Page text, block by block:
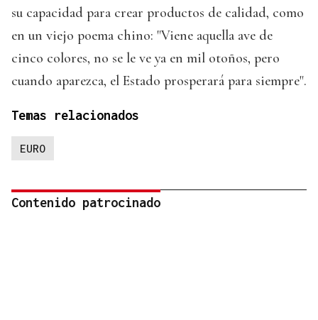
su capacidad para crear productos de calidad, como
en un viejo poema chino: "Viene aquella ave de
cinco colores, no se le ve ya en mil otoños, pero
cuando aparezca, el Estado prosperará para siempre".
Temas relacionados
EURO
Contenido patrocinado